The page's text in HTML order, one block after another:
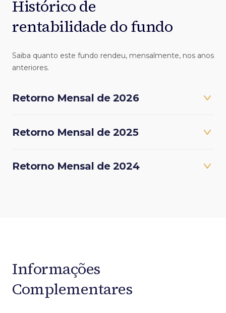
Histórico de
rentabilidade do fundo
Saiba quanto este fundo rendeu, mensalmente, nos anos
anteriores.
Retorno Mensal de 2026
Retorno Mensal de 2025
Retorno Mensal de 2024
Informações
Complementares